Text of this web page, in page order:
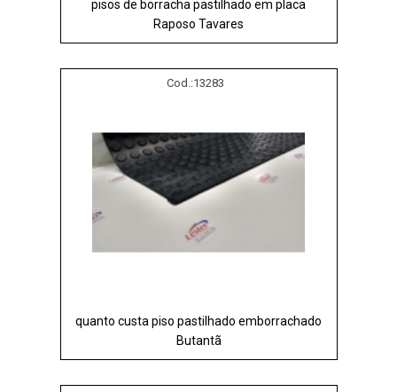
pisos de borracha pastilhado em placa
Raposo Tavares
Cod.:13283
quanto custa piso pastilhado emborrachado
Butantã